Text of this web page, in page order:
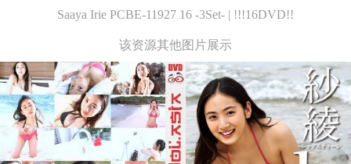
Saaya Irie PCBE-11927 16 -3Set- | !!!16DVD!!
该资源其他图片展示